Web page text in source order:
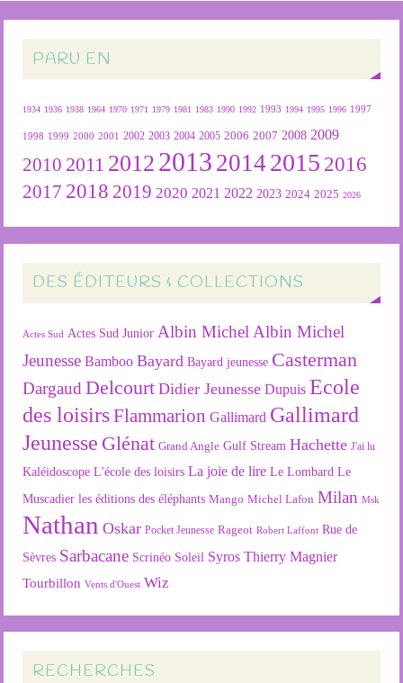
PARU EN
1934 1936 1938 1964 1970 1971 1979 1981 1983 1990 1992 1993 1994 1995 1996 1997
1998 1999 2000 2001 2002 2003 2004 2005 2006 2007 2008 2009
2010 2011 2012 2013 2014 2015 2016
2017 2018 2019 2020 2021 2022 2023 2024 2025 2026
DES ÉDITEURS & COLLECTIONS
Actes Sud Actes Sud Junior Albin Michel Albin Michel
Jeunesse Bamboo Bayard Bayard jeunesse Casterman
Dargaud Delcourt Didier Jeunesse Dupuis Ecole
des loisirsFlammarion Gallimard Gallimard
Jeunesse Glénat Grand Angle Gulf Stream Hachette J'ai lu
Kaléidoscope L'école des loisirs La joie de lire Le Lombard Le
Muscadier les éditions des éléphants Mango Michel Lafon Milan Msk
Nathan Oskar Pocket Jeunesse Rageot Robert Laffont Rue de
Sèvres Sarbacane Scrinéo Soleil Syros Thierry Magnier
Tourbillon Vents d'Ouest Wiz
RECHERCHES